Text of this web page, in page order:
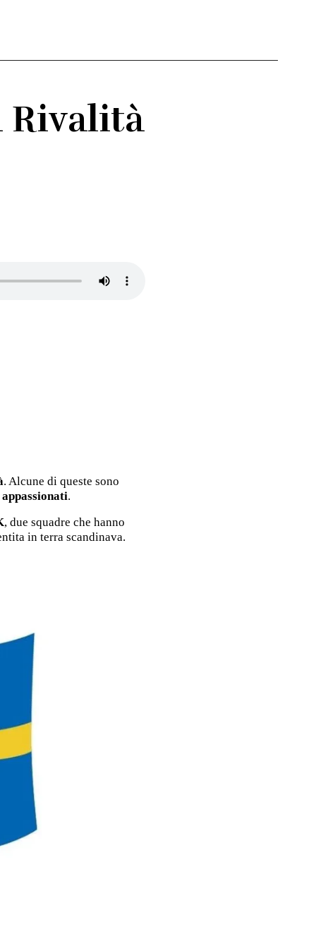
Rivalità
. Alcune di queste sono
appassionati.
, due squadre che hanno
in terra scandinava.